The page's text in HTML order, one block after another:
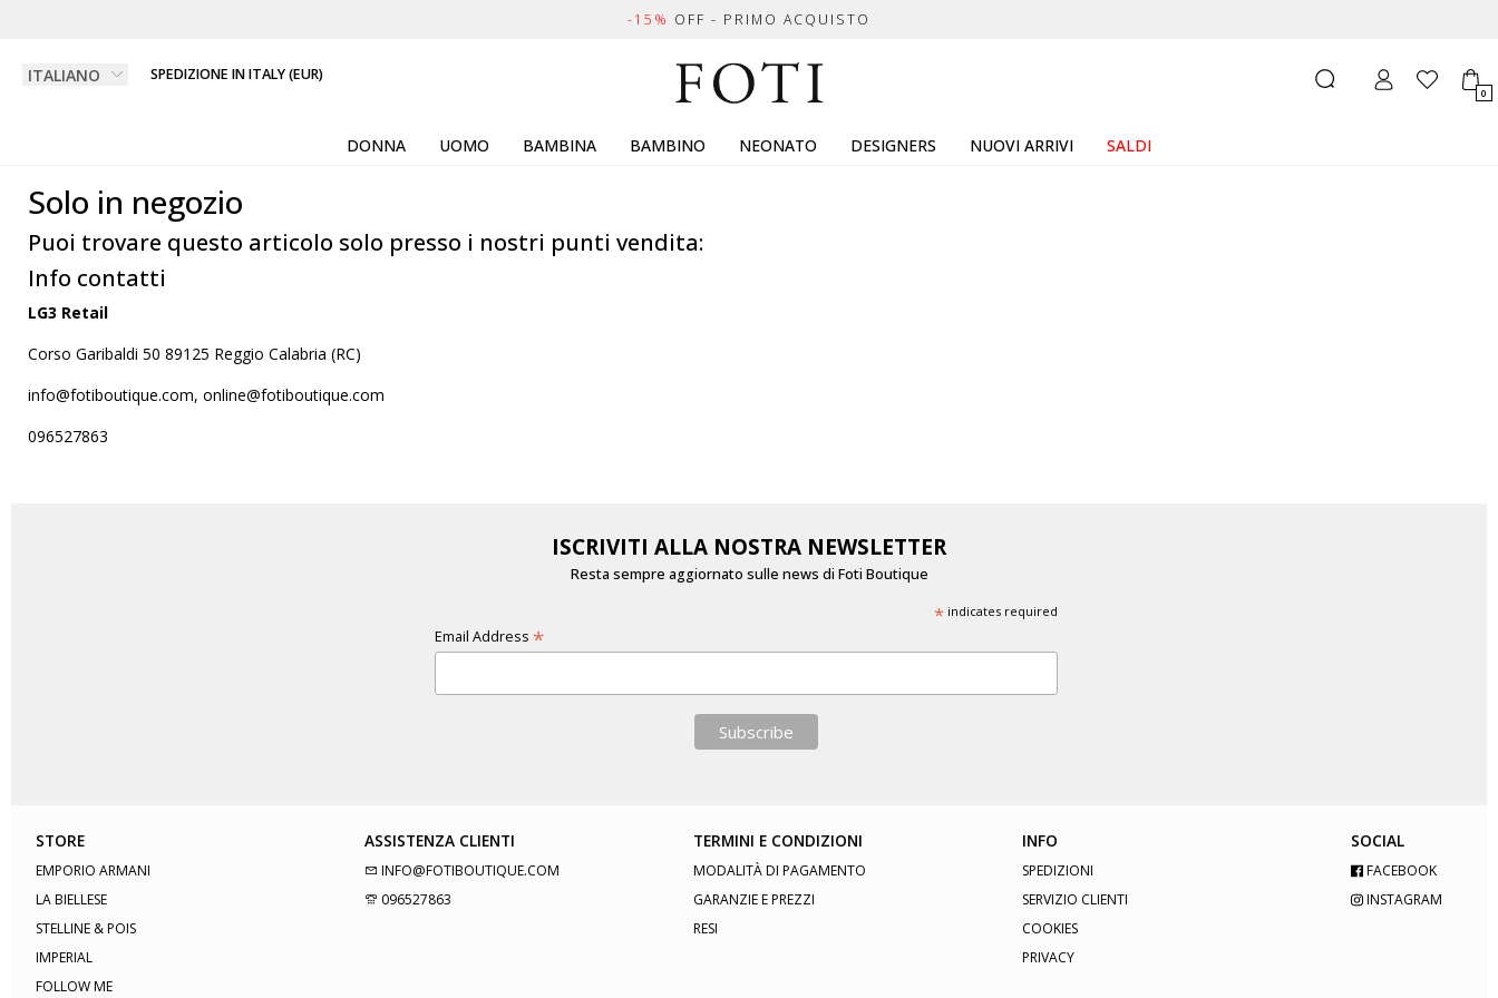
-15% OFF - PRIMO ACQUISTO
SPEDIZIONE IN ITALY (EUR)
0
DONNA UOMO BAMBINA BAMBINO NEONATO DESIGNERS NUOVI ARRIVI SALDI
Solo in negozio
Puoi trovare questo articolo solo presso i nostri punti vendita:
Info contatti
LG3 Retail
Corso Garibaldi 50 89125 Reggio Calabria (RC)
info@fotiboutique.com, online@fotiboutique.com
096527863
ISCRIVITI ALLA NOSTRA NEWSLETTER
Resta sempre aggiornato sulle news di Foti Boutique
*indicates required
Email Address *
STORE
EMPORIO ARMANI
LA BIELLESE
STELLINE & POIS
IMPERIAL
FOLLOW ME
ASSISTENZA CLIENTI
INFO@FOTIBOUTIQUE.COM
096527863
TERMINI E CONDIZIONI
MODALITÀ DI PAGAMENTO
GARANZIE E PREZZI
RESI
INFO
SPEDIZIONI
SERVIZIO CLIENTI
COOKIES
PRIVACY
SOCIAL
FACEBOOK
INSTAGRAM